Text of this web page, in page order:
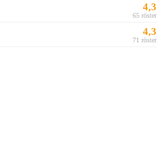
4,3
65 röster
4,3
71 röster